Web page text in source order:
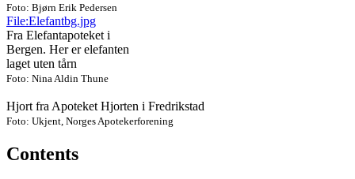
Foto: Bjørn Erik Pedersen
File:Elefantbg.jpg
Fra Elefantapoteket i
Bergen. Her er elefanten
laget uten tårn
Foto: Nina Aldin Thune
Hjort fra Apoteket Hjorten i Fredrikstad
Foto: Ukjent, Norges Apotekerforening
Contents